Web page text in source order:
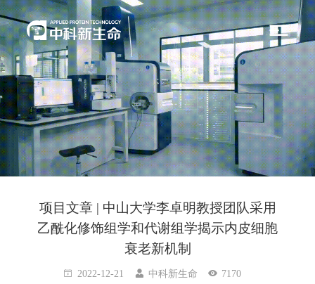
项目文章 | 中山大学李卓明教授团队采用
乙酰化修饰组学和代谢组学揭示内皮细胞
衰老新机制
2022-12-21 中科新生命 7170